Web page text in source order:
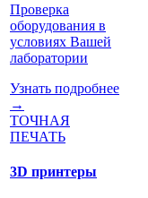
Проверка
оборудования в
условиях Вашей
лаборатории
Узнать подробнее
→
ТОЧНАЯ
ПЕЧАТЬ
3D принтеры